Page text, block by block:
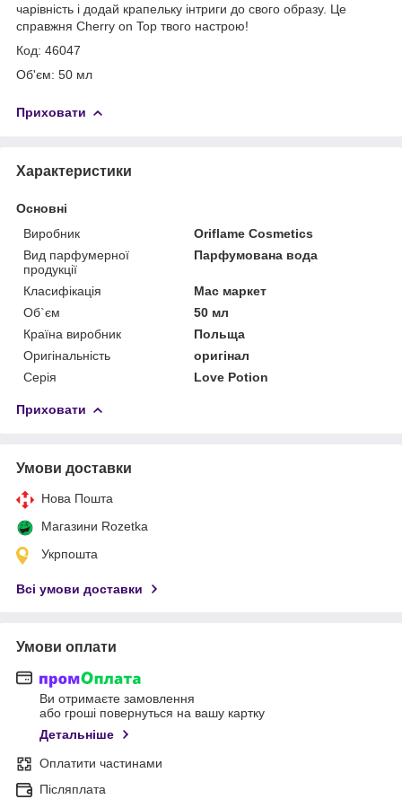
чарівність і додай крапельку інтриги до свого образу. Це
справжня Cherry on Top твого настрою!
Код: 46047
Об'єм: 50 мл
Приховати
Характеристики
Основні
Виробник
Oriflame Cosmetics
Вид парфумерної
продукції
Парфумована вода
Класифікація
Мас маркет
Об`єм
50 мл
Країна виробник
Польща
Оригінальність
оригінал
Серія
Love Potion
Приховати
Умови доставки
Нова Пошта
Магазини Rozetka
Укрпошта
Всі умови доставки
Умови оплати
Ви отримаєте замовлення
або гроші повернуться на вашу картку
Детальніше
Оплатити частинами
Післяплата